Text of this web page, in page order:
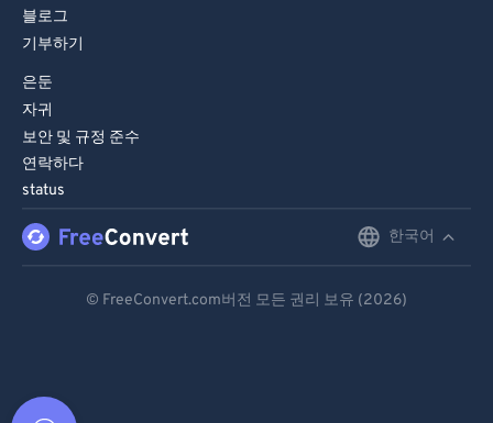
블로그
기부하기
은둔
자귀
보안 및 규정 준수
연락하다
status
한국어
© FreeConvert.com버전 모든 권리 보유 (2026)